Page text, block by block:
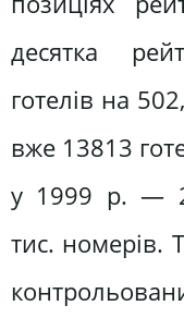
десятка
готелів на
вже 13813
у 1999 р. —
тис. номерів.